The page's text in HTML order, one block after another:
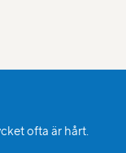
ofta är hårt.